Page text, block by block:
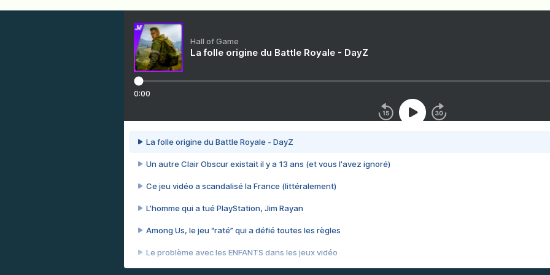
Hall of Game
La folle origine du Battle Royale - DayZ
0:00
La folle origine du Battle Royale - DayZ
Un autre Clair Obscur existait il y a 13 ans (et vous l'avez ignoré)
Ce jeu vidéo a scandalisé la France (littéralement)
L’homme qui a tué PlayStation, Jim Rayan
Among Us, le jeu “raté” qui a défié toutes les règles
Le problème avec les ENFANTS dans les jeux vidéo